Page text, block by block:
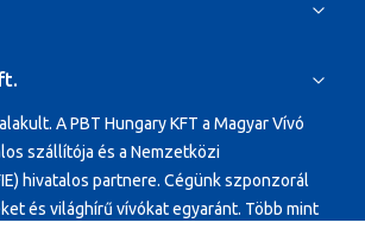
A PBT Hungary KFT a Magyar Vívó
szállítója és a Nemzetközi
hivatalos partnere. Cégünk szponzorál
és világhírű vívókat egyaránt. Több mint